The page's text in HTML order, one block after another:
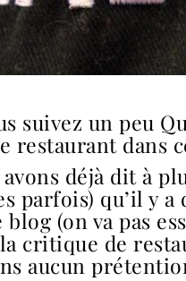
suivez un peu
restaurant dans
avons déjà dit à
parfois) qu’il y
(on va pas
critique de
aucun